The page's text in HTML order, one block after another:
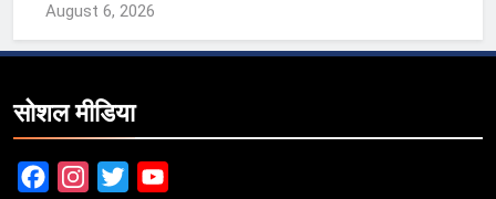
August 6, 2026
सोशल मीडिया
FacebookInstagram
Twitter